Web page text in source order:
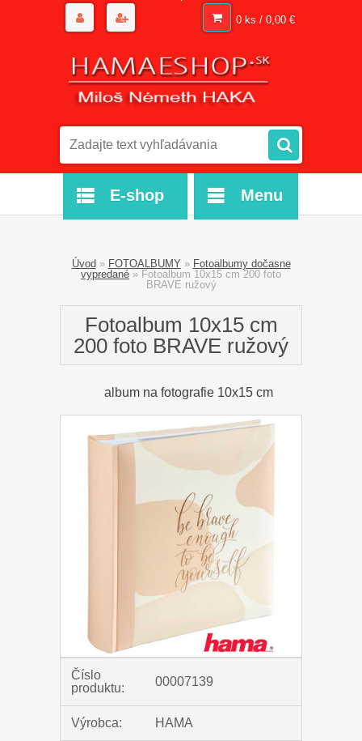
0 ks / 0,00 €
E-shop Menu
Úvod » FOTOALBUMY » Fotoalbumy dočasne
vypredané » Fotoalbum 10x15 cm 200 foto
BRAVE ružový
Fotoalbum 10x15 cm
200 foto BRAVE ružový
album na fotografie 10x15 cm
Číslo
produktu:
00007139
Výrobca: HAMA